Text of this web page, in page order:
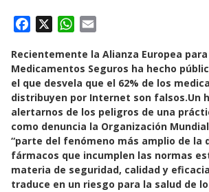
c
e
b
o
o
k
W
a
t
s
A
p
p
a
i
l
Recientemente la Alianza Europea
Medicamentos Seguros ha hecho
el que desvela que el 62% de los
distribuyen por Internet son falsos.Un
alertarnos de los peligros de una
como denuncia la Organización
“parte del fenómeno más amplio de la
fármacos que incumplen las normas
materia de seguridad, calidad y
traduce en un riesgo para la salud de